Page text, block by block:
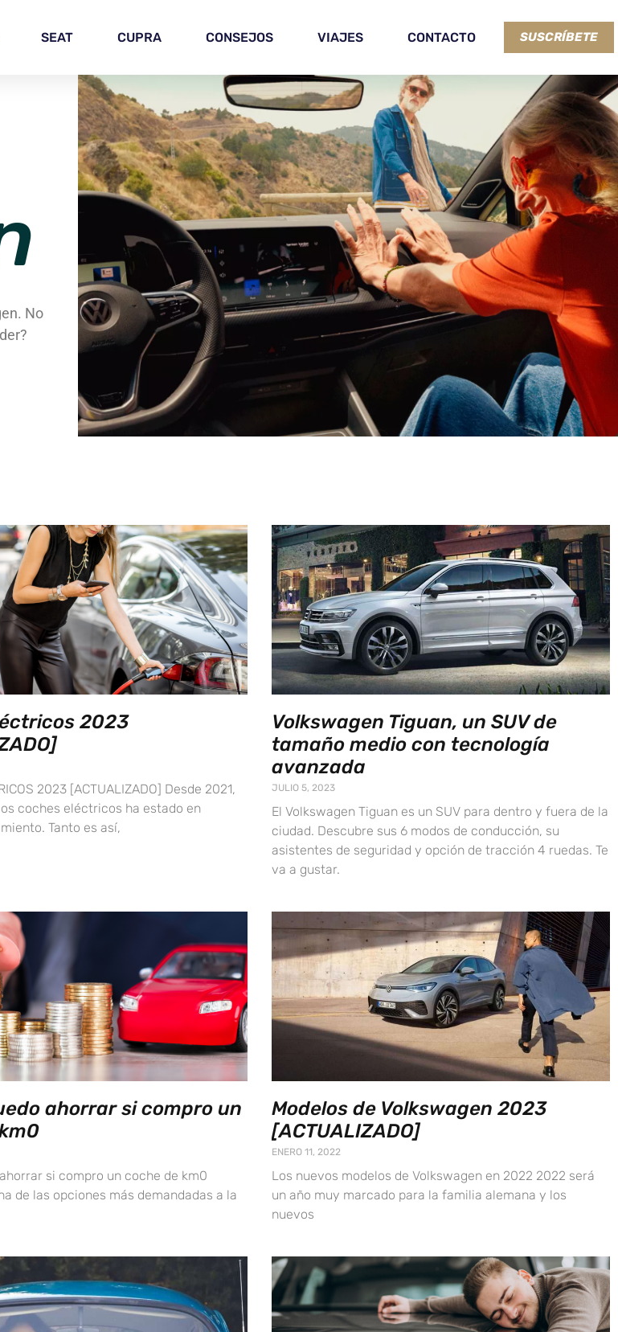
SEAT CUPRA CONSEJOS VIAJES CONTACTO SUSCRÍBETE
No
2023
2023 [ACTUALIZADO] Desde 2021,
coches eléctricos ha estado en
Tanto es así,
Volkswagen Tiguan, un SUV de
tamaño medio con tecnología
avanzada
JULIO 5, 2023
El Volkswagen Tiguan es un SUV para dentro y fuera de la
ciudad. Descubre sus 6 modos de conducción, su
asistentes de seguridad y opción de tracción 4 ruedas. Te
va a gustar.
ahorrar si compro un
si compro un coche de km0
de las opciones más demandadas a la
Modelos de Volkswagen 2023
[ACTUALIZADO]
ENERO 11, 2022
Los nuevos modelos de Volkswagen en 2022 2022 será
un año muy marcado para la familia alemana y los
nuevos